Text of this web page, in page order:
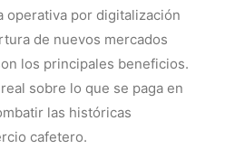
operativa por digitalización
de nuevos mercados
los principales beneficios.
sobre lo que se paga en
las históricas
cafetero.